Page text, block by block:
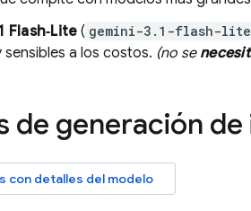
Flash‑Lite ( gemini-3.1-flash-lite
sensibles a los costos. (no se
de generación
con detalles del modelo